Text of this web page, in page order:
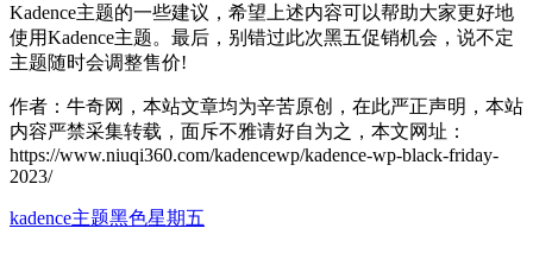
Kadence主题的一些建议，希望上述内容可以帮助大家更好地
使用Kadence主题。最后，别错过此次黑五促销机会，说不定
主题随时会调整售价!
作者：牛奇网，本站文章均为辛苦原创，在此严正声明，本站
内容严禁采集转载，面斥不雅请好自为之，本文网址：
https://www.niuqi360.com/kadencewp/kadence-wp-black-friday-
2023/
kadence主题黑色星期五